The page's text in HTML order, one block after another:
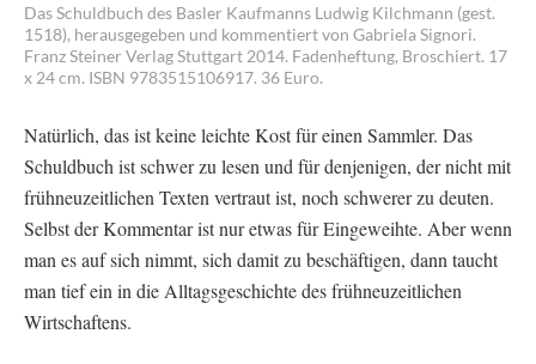
Das Schuldbuch des Basler Kaufmanns Ludwig Kilchmann (gest.
1518), herausgegeben und kommentiert von Gabriela Signori.
Franz Steiner Verlag Stuttgart 2014. Fadenheftung, Broschiert. 17
x 24 cm. ISBN 9783515106917. 36 Euro.
Natürlich, das ist keine leichte Kost für einen Sammler. Das
Schuldbuch ist schwer zu lesen und für denjenigen, der nicht mit
frühneuzeitlichen Texten vertraut ist, noch schwerer zu deuten.
Selbst der Kommentar ist nur etwas für Eingeweihte. Aber wenn
man es auf sich nimmt, sich damit zu beschäftigen, dann taucht
man tief ein in die Alltagsgeschichte des frühneuzeitlichen
Wirtschaftens.